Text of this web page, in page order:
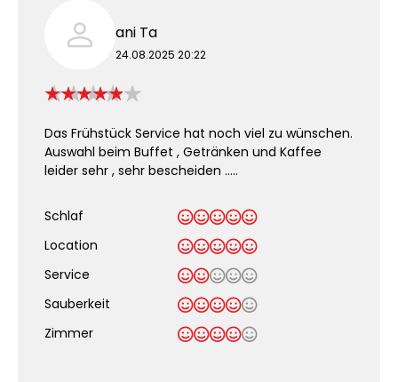
ani Ta
24.08.2025 20:22
Das Frühstück Service hat noch viel zu wünschen.
Auswahl beim Buffet , Getränken und Kaffee
leider sehr , sehr bescheiden …..
Schlaf
Location
Service
Sauberkeit
Zimmer